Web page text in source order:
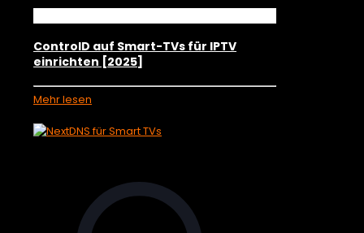
ControlD auf Smart-TVs für IPTV
einrichten [2025]
Mehr lesen